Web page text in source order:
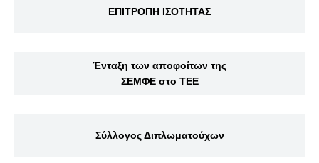
ΕΠΙΤΡΟΠΗ ΙΣΟΤΗΤΑΣ
Ένταξη των αποφοίτων της
ΣΕΜΦΕ στο ΤΕΕ
Σύλλογος Διπλωματούχων